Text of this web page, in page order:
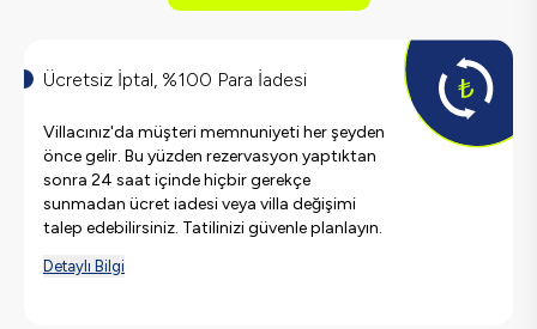
Ücretsiz İptal, %100 Para İadesi
Villacınız'da müşteri memnuniyeti her şeyden
önce gelir. Bu yüzden rezervasyon yaptıktan
sonra 24 saat içinde hiçbir gerekçe
sunmadan ücret iadesi veya villa değişimi
talep edebilirsiniz. Tatilinizi güvenle planlayın.
Detaylı Bilgi